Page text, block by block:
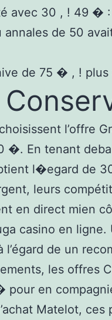
avec 30 , ! 49 �
annales de 50
de 75 � , ! plus
l’offre
�. En tenant
l�egard de
leurs
en direct mien
casino en ligne.
l’égard de un
les offres
pour en
Matelot, ces